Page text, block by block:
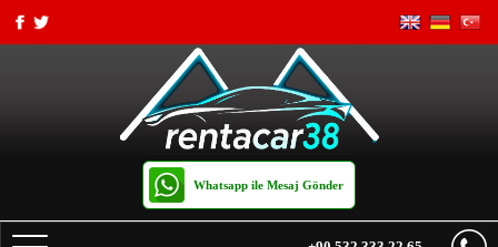
Whatsapp ile Mesaj Gönder